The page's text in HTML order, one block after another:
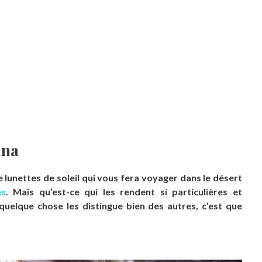
de soleil qui vous fera voyager dans le désert
. Mais qu’est-ce qui les rendent si particulières et
chose les distingue bien des autres, c’est que